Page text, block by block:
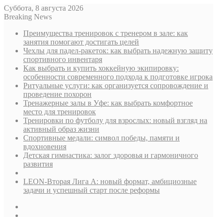
Суббота, 8 августа 2026
Breaking News
Преимущества тренировок с тренером в зале: как
занятия помогают достигать целей
Чехлы для падел-ракеток: как выбрать надежную защиту
спортивного инвентаря
Как выбрать и купить хоккейную экипировку:
особенности современного подхода к подготовке игрока
Ритуальные услуги: как организуется сопровождение и
проведение похорон
Тренажерные залы в Уфе: как выбрать комфортное
место для тренировок
Тренировки по футболу для взрослых: новый взгляд на
активный образ жизни
Спортивные медали: символ победы, памяти и
вдохновения
Детская гимнастика: залог здоровья и гармоничного
развития
LEON-Вторая Лига А: новый формат, амбициозные
задачи и успешный старт после реформы